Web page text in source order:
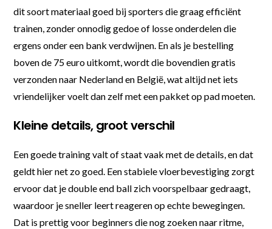
dit soort materiaal goed bij sporters die graag efficiënt
trainen, zonder onnodig gedoe of losse onderdelen die
ergens onder een bank verdwijnen. En als je bestelling
boven de 75 euro uitkomt, wordt die bovendien gratis
verzonden naar Nederland en België, wat altijd net iets
vriendelijker voelt dan zelf met een pakket op pad moeten.
Kleine details, groot verschil
Een goede training valt of staat vaak met de details, en dat
geldt hier net zo goed. Een stabiele vloerbevestiging zorgt
ervoor dat je double end ball zich voorspelbaar gedraagt,
waardoor je sneller leert reageren op echte bewegingen.
Dat is prettig voor beginners die nog zoeken naar ritme,